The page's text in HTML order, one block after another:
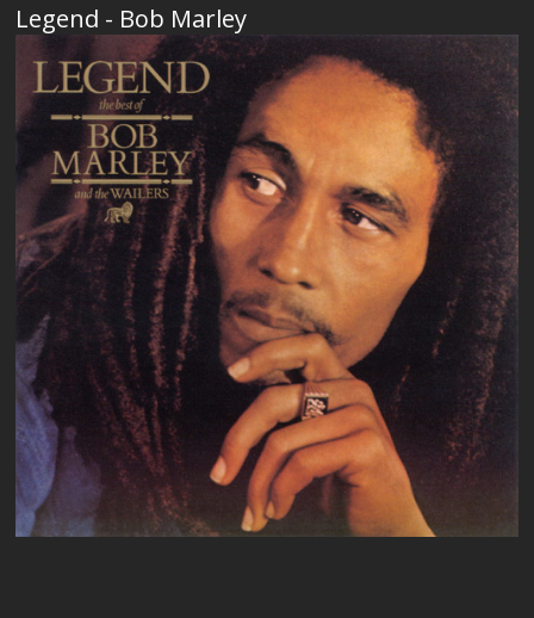
Legend - Bob Marley